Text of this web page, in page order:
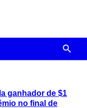
ganhador de $1
no final de